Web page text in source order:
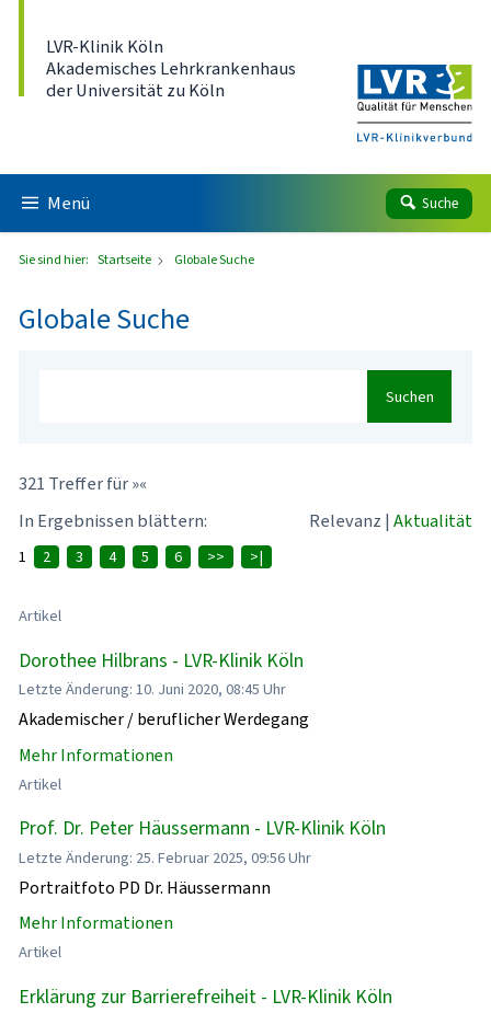
LVR-Klinik Köln
Akademisches Lehrkrankenhaus
der Universität zu Köln
Menü Suche
Sie sind hier: Startseite Globale Suche
Globale Suche
Suchen
321 Treffer für »«
In Ergebnissen blättern:
Relevanz | Aktualität
1 2 3 4 5 6 >> >|
Artikel
Dorothee Hilbrans - LVR-Klinik Köln
Letzte Änderung: 10. Juni 2020, 08:45 Uhr
Akademischer / beruflicher Werdegang
Mehr Informationen
Artikel
Prof. Dr. Peter Häussermann - LVR-Klinik Köln
Letzte Änderung: 25. Februar 2025, 09:56 Uhr
Portraitfoto PD Dr. Häussermann
Mehr Informationen
Artikel
Erklärung zur Barrierefreiheit - LVR-Klinik Köln